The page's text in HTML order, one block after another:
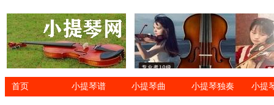
首页 小提琴谱 小提琴曲 小提琴独奏 小提